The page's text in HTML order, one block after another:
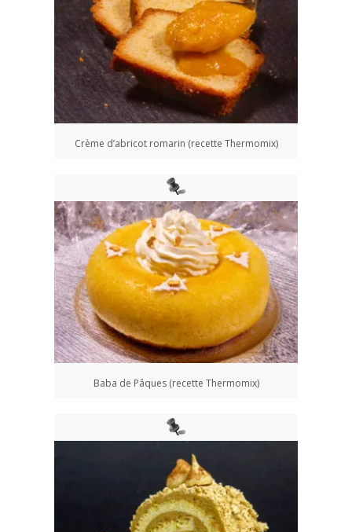
Crème d’abricot romarin (recette Thermomix)
Baba de Pâques (recette Thermomix)